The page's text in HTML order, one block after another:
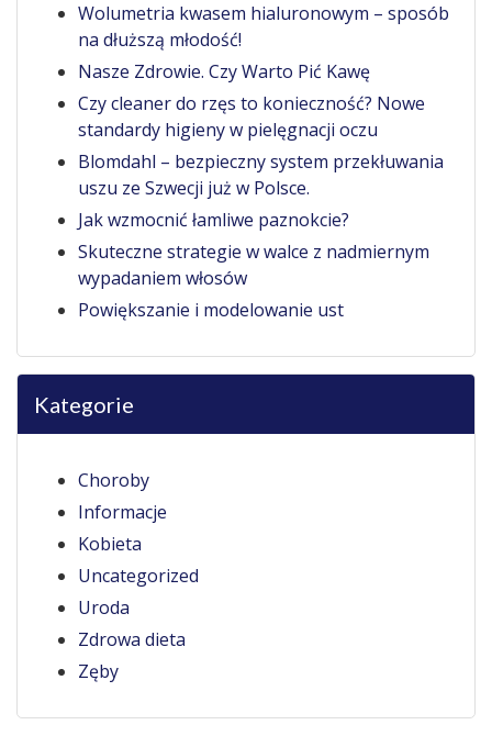
Wolumetria kwasem hialuronowym – sposób
na dłuższą młodość!
Nasze Zdrowie. Czy Warto Pić Kawę
Czy cleaner do rzęs to konieczność? Nowe
standardy higieny w pielęgnacji oczu
Blomdahl – bezpieczny system przekłuwania
uszu ze Szwecji już w Polsce.
Jak wzmocnić łamliwe paznokcie?
Skuteczne strategie w walce z nadmiernym
wypadaniem włosów
Powiększanie i modelowanie ust
Kategorie
Choroby
Informacje
Kobieta
Uncategorized
Uroda
Zdrowa dieta
Zęby